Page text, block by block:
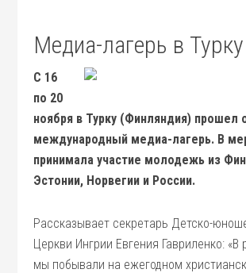
Медиа-лагерь в Турку
С 16
по 20
ноября в Турку (Финляндия) прошел
международный медиа-лагерь. В
принимала участие молодежь из
Эстонии, Норвегии и России.
Рассказывает секретарь Детско-
Церкви Ингрии Евгения Гавриленко: «В
мы побывали на ежегодном